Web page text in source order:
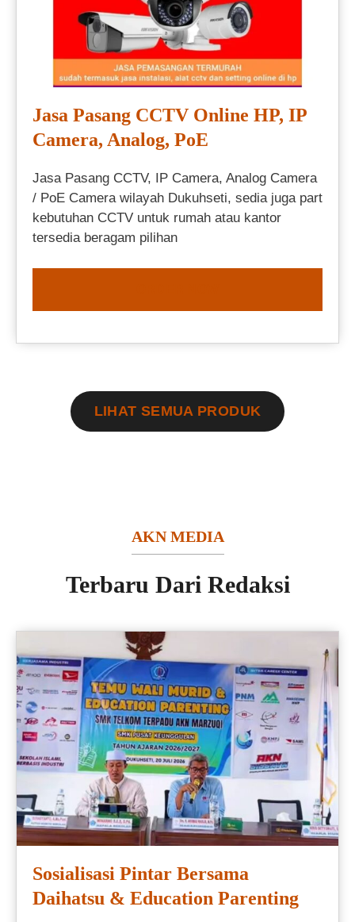
Jasa Pasang CCTV Online HP, IP
Camera, Analog, PoE
Jasa Pasang CCTV, IP Camera, Analog Camera
/ PoE Camera wilayah Dukuhseti, sedia juga part
kebutuhan CCTV untuk rumah atau kantor
tersedia beragam pilihan
LIHAT SEMUA PRODUK
AKN MEDIA
Terbaru Dari Redaksi
Sosialisasi Pintar Bersama
Daihatsu & Education Parenting